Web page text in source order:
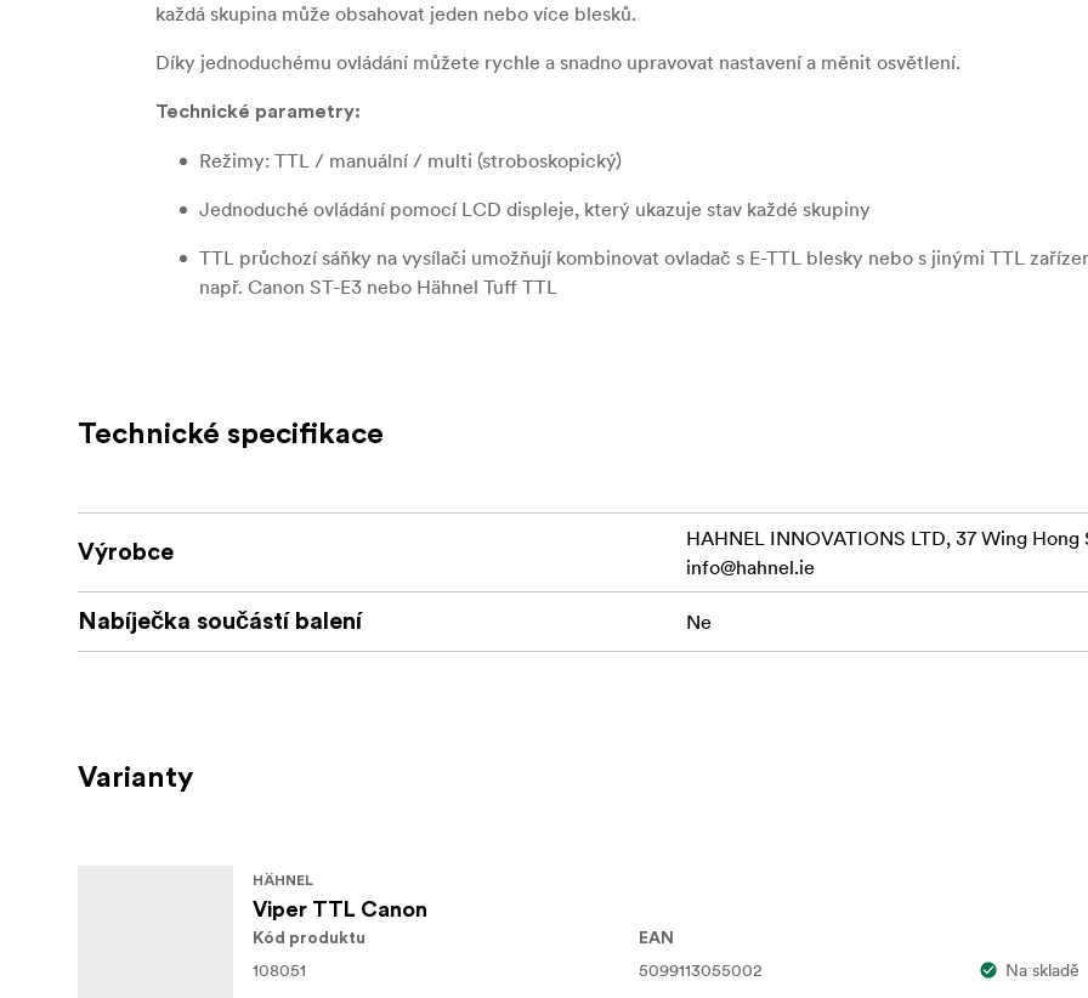
každá skupina může obsahovat jeden nebo více blesků.
Díky jednoduchému ovládání můžete rychle a snadno upravovat nastavení a měnit osvětlení.
Technické parametry:
Režimy: TTL / manuální / multi (stroboskopický)
Jednoduché ovládání pomocí LCD displeje, který ukazuje stav každé skupiny
TTL průchozí sáňky na vysílači umožňují kombinovat ovladač s E-TTL blesky nebo s jinými TTL
např. Canon ST-E3 nebo Hähnel Tuff TTL
Vstup Mini USB pro externí napájení nebo aktualizaci firmwaru
Plně kompatibilní s bleskem Hähnel Modus 600RT - vysílač může ovládat blesk bez použití přijímače
Frekvence 2,4 Ghz
Krabice obsahuje přijímač a vysílač
Technické specifikace
Výrobce
HAHNEL INNOVATIONS LTD, 37 Wing
info@hahnel.ie
Nabíječka součástí balení Ne
Varianty
HÄHNEL
Viper TTL Canon
Kód produktu
108051
EAN
5099113055002 Na skladě